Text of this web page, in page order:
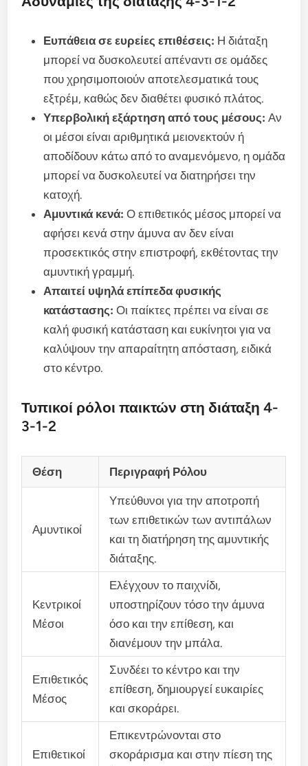
Ευπάθεια σε ευρείες επιθέσεις: Η διάταξη
μπορεί να δυσκολευτεί απέναντι σε ομάδες
που χρησιμοποιούν αποτελεσματικά τους
εξτρέμ, καθώς δεν διαθέτει φυσικό πλάτος.
Υπερβολική εξάρτηση από τους μέσους: Αν
οι μέσοι είναι αριθμητικά μειονεκτούν ή
αποδίδουν κάτω από το αναμενόμενο, η ομάδα
μπορεί να δυσκολευτεί να διατηρήσει την
κατοχή.
Αμυντικά κενά: Ο επιθετικός μέσος μπορεί να
αφήσει κενά στην άμυνα αν δεν είναι
προσεκτικός στην επιστροφή, εκθέτοντας την
αμυντική γραμμή.
Απαιτεί υψηλά επίπεδα φυσικής
κατάστασης: Οι παίκτες πρέπει να είναι σε
καλή φυσική κατάσταση και ευκίνητοι για να
καλύψουν την απαραίτητη απόσταση, ειδικά
στο κέντρο.
Τυπικοί ρόλοι παικτών στη διάταξη 4-
3-1-2
Θέση Περιγραφή Ρόλου
Αμυντικοί
Υπεύθυνοι για την αποτροπή
των επιθετικών των αντιπάλων
και τη διατήρηση της αμυντικής
διάταξης.
Κεντρικοί
Μέσοι
Ελέγχουν το παιχνίδι,
υποστηρίζουν τόσο την άμυνα
όσο και την επίθεση, και
διανέμουν την μπάλα.
Επιθετικός
Μέσος
Συνδέει το κέντρο και την
επίθεση, δημιουργεί ευκαιρίες
και σκοράρει.
Επιθετικοί
Επικεντρώνονται στο
σκοράρισμα και στην πίεση της